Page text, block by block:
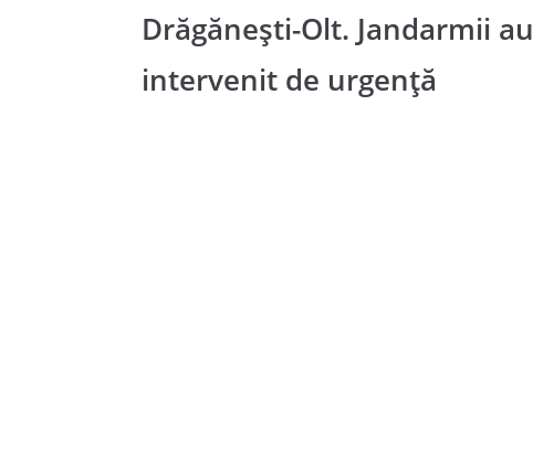
Drăgănești-Olt. Jandarmii au
intervenit de urgență